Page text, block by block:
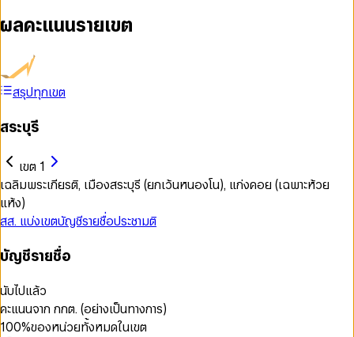
ผลคะแนนรายเขต
สรุปทุกเขต
สระบุรี
เขต 1
เฉลิมพระเกียรติ, เมืองสระบุรี (ยกเว้นหนองโน), แก่งคอย (เฉพาะห้วย
แห้ง)
สส. แบ่งเขตบัญชีรายชื่อประชามติ
บัญชีรายชื่อ
นับไปแล้ว
คะแนนจาก กกต. (อย่างเป็นทางการ)
100%ของหน่วยทั้งหมดในเขต